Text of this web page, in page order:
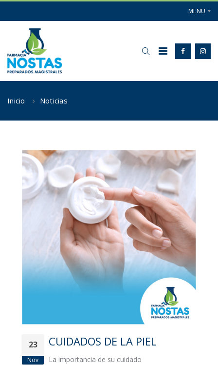
MENU
Inicio Noticias
23
Nov
CUIDADOS DE LA PIEL
La importancia de su cuidado